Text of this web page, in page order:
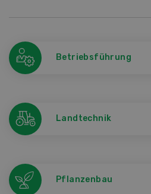
Betriebsführung
Landtechnik
Pflanzenbau